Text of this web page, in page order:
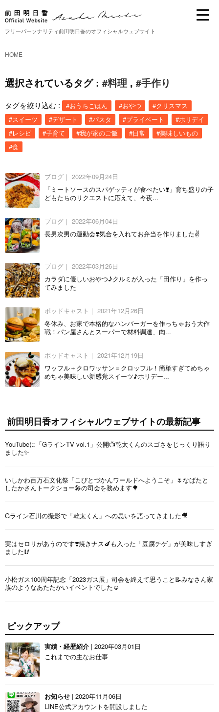
フリーパーソナリティ前田明日香のオフィシャルウェブサイト
HOME
選択されているタグ : #料理 , #手作り
タグを絞り込む : #おうちごはん #おやつ
#クリスマス
#スイーツ
#デザート #パスタ #プライベート
#ホリデイ
#レシピ
#子育て #我が家のご飯 #日常
#美味しいもの
#食
ブログ｜2022年09月24日
「ミートソースのスパゲッティが食べたい❣️」育ち盛りの子
どもたちのリクエストに応えて、今夜...
ブログ｜2022年06月04日
長男次男の運動会❣️気合を入れてお弁当を作りました✌️
ブログ｜2022年03月26日
カラダに優しいおやつ♪クルミが入った「田作り」を作っ
てみました
ポッドキャスト｜2021年12月26日
冬休み、お家で本格的なハンバーガーを作っちゃおう大作
戦！パン屋さんとスーパーで材料調達、肉...
ポッドキャスト｜2021年12月19日
ワッフル＋クロワッサン＝クロッフル！簡単すぎてめちゃ
めちゃ美味しい新感覚スイーツ♪ホリデー...
前田明日香オフィシャルウェブサイトの最新記事
YouTubeに「GラインTV vol.1」公開📺乾太くんのスゴさをじっくり語り
ました✨
いしかわ百万石文化祭「こびとづかんワールドへようこそ」🌷なばたと
したかさんトークショー🎤の司会を務めます🌳
Gライン石川の撮影で「乾太くん」への思いを語ってきました🎥
実はセロリがあうのです❣️焼きナス🍆も入った「豆腐チゲ」が美味しすぎ
ました🥢
小松ガス100周年記念「2023ガス展」司会を終えて思うこと📝みなさん家
族のようなあたたかいイベントでした☺️
ピックアップ
実績・経歴紹介 | 2020年03月01日
これまでの主なお仕事
お知らせ | 2020年11月06日
LINE公式アカウントを開設しました